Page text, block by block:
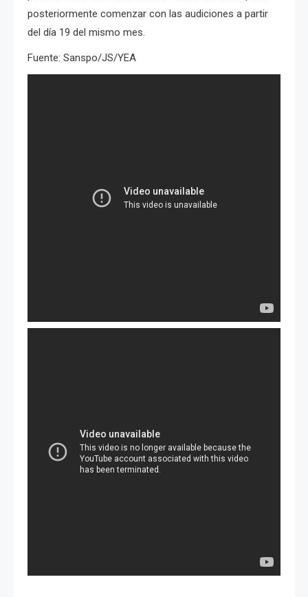
posteriormente comenzar con las audiciones a partir
del día 19 del mismo mes.
Fuente: Sanspo/JS/YEA